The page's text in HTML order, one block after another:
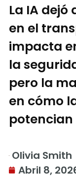
La IA dejó
en el
impacta
la
pero la
en cómo
potencian
Olivia Smith
Abril 8,